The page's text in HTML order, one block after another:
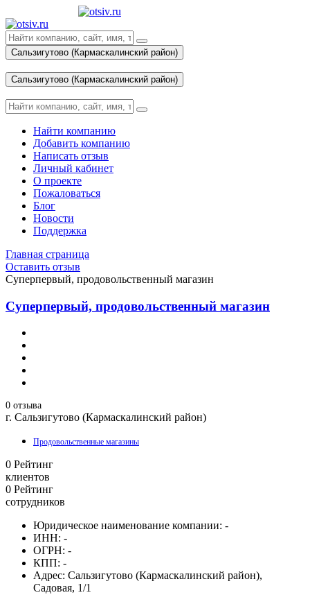
Сальзигутово (Кармаскалинский район)
Сальзигутово (Кармаскалинский район)
Найти компанию
Добавить компанию
Написать отзыв
Личный кабинет
О проекте
Пожаловаться
Блог
Новости
Поддержка
Главная страница
Оставить отзыв
Суперпервый, продовольственный магазин
Суперпервый, продовольственный магазин
0 отзыва
г. Сальзигутово (Кармаскалинский район)
Продовольственные магазины
0 Рейтинг
клиентов
0 Рейтинг
сотрудников
Юридическое наименование компании: -
ИНН: -
ОГРН: -
КПП: -
Адрес: Сальзигутово (Кармаскалинский район),
Садовая, 1/1